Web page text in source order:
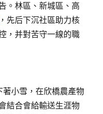
。林區、新城區、高
，先后下沉社區助力核
，并對苦守一線的職
小雪，在欣橋農產物
結合會給輸送生涯物